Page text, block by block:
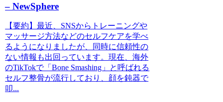
– NewSphere
【要約】最近、SNSからトレーニングや
マッサージ方法などのセルフケアを学べ
るようになりましたが、同時に信頼性の
ない情報も出回っています。現在、海外
のTikTokで「Bone Smashing」と呼ばれる
セルフ整骨が流行しており、顔を鈍器で
叩...